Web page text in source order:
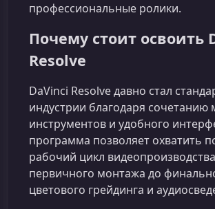
профессиональные ролики.
Почему стоит освоить
Resolve
DaVinci Resolve давно стал
индустрии благодаря
инструментов и удобного
программа позволяет охватить
рабочий цикл
первичного монтажа до
цветового грейдинга и